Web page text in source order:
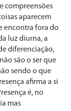
compreensões
aparecem
encontra fora do
luz diurna, a
diferenciação,
são o ser que
sendo o que
afirma a si
é, no
mas